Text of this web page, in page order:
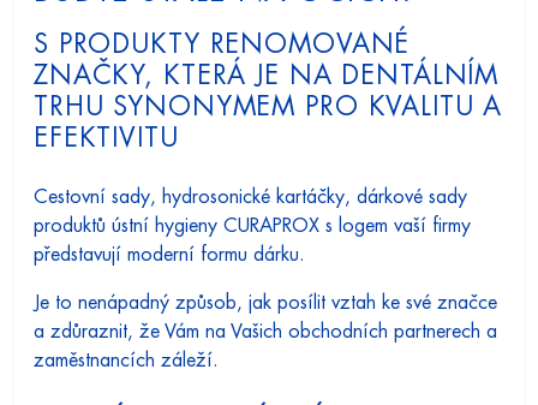
S PRODUKTY RENOMOVANÉ
ZNAČKY, KTERÁ JE NA DENTÁLNÍM
TRHU SYNONYMEM PRO KVALITU A
EFEKTIVITU
Cestovní sady, hydrosonické kartáčky, dárkové sady
produktů ústní hygieny CURAPROX s logem vaší firmy
představují moderní formu dárku.
Je to nenápadný způsob, jak posílit vztah ke své značce
a zdůraznit, že Vám na Vašich obchodních partnerech a
zaměstnancích záleží.